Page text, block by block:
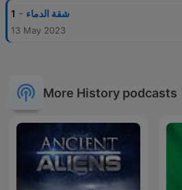
1 - شقة الدماء
13 May 2023
More History podcasts